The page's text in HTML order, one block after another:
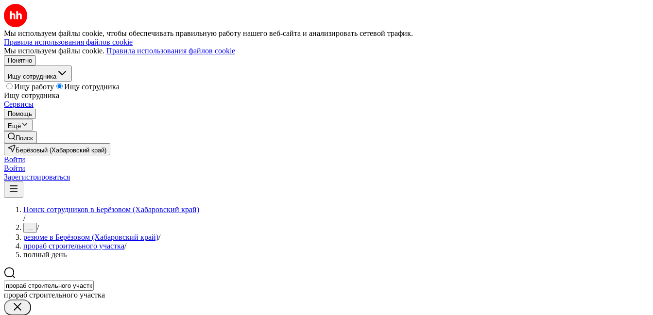
Мы используем файлы cookie, чтобы обеспечивать правильную работу нашего веб-сайта и анализировать сетевой трафик.
Правила использования файлов cookie
Мы используем файлы cookie. Правила использования файлов cookie
Понятно
Ищу сотрудника
Ищу работу
Ищу сотрудника
Ищу сотрудника
Сервисы
Помощь
Ещё
Поиск
Берёзовый (Хабаровский край)
Войти
Войти
Зарегистрироваться
Поиск сотрудников в Берёзовом (Хабаровский край)
/
... /
резюме в Берёзовом (Хабаровский край)/
прораб строительного участка/
полный день
прораб строительного участка